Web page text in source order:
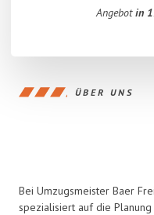
Angebotin
ÜBER UNS
Bei Umzugsmeister Baer
spezialisiert auf die